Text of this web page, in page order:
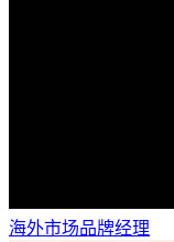
海外市场品牌经理